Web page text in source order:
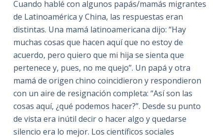
Cuando hablé con algunos papás/mamás migrantes
de Latinoamérica y China, las respuestas eran
distintas. Una mamá latinoamericana dijo: “Hay
muchas cosas que hacen aquí que no estoy de
acuerdo, pero quiero que mi hija se sienta que
pertenece y, pues, no me quejo”. Un papá y otra
mamá de origen chino coincidieron y respondieron
con un aire de resignación completa: “Así son las
cosas aquí, ¿qué podemos hacer?”. Desde su punto
de vista era inútil decir o hacer algo y quedarse
silencio era lo mejor. Los científicos sociales